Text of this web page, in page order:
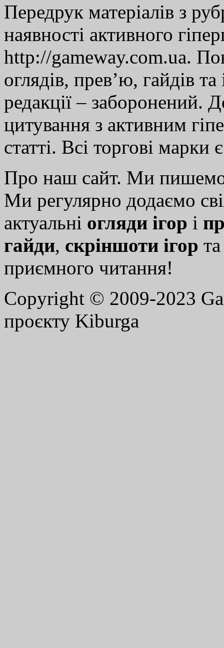
Передрук матеріалів з
наявності активного
http://gameway.com.ua.
оглядів, прев’ю, гайдів
редакції – заборонений.
цитування з активним
статті. Всі торгові марки
Про наш сайт. Ми
Ми регулярно додаємо
актуальні огляди ігор і
гайди, скріншоти ігор
приємного читання!
Copyright © 2009-2023
проєкту Kiburga